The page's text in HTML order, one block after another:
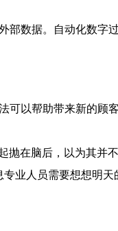
部数据。自动化数字
可以帮助带来新的顾
抛在脑后，以为其并
业人员需要想想明天